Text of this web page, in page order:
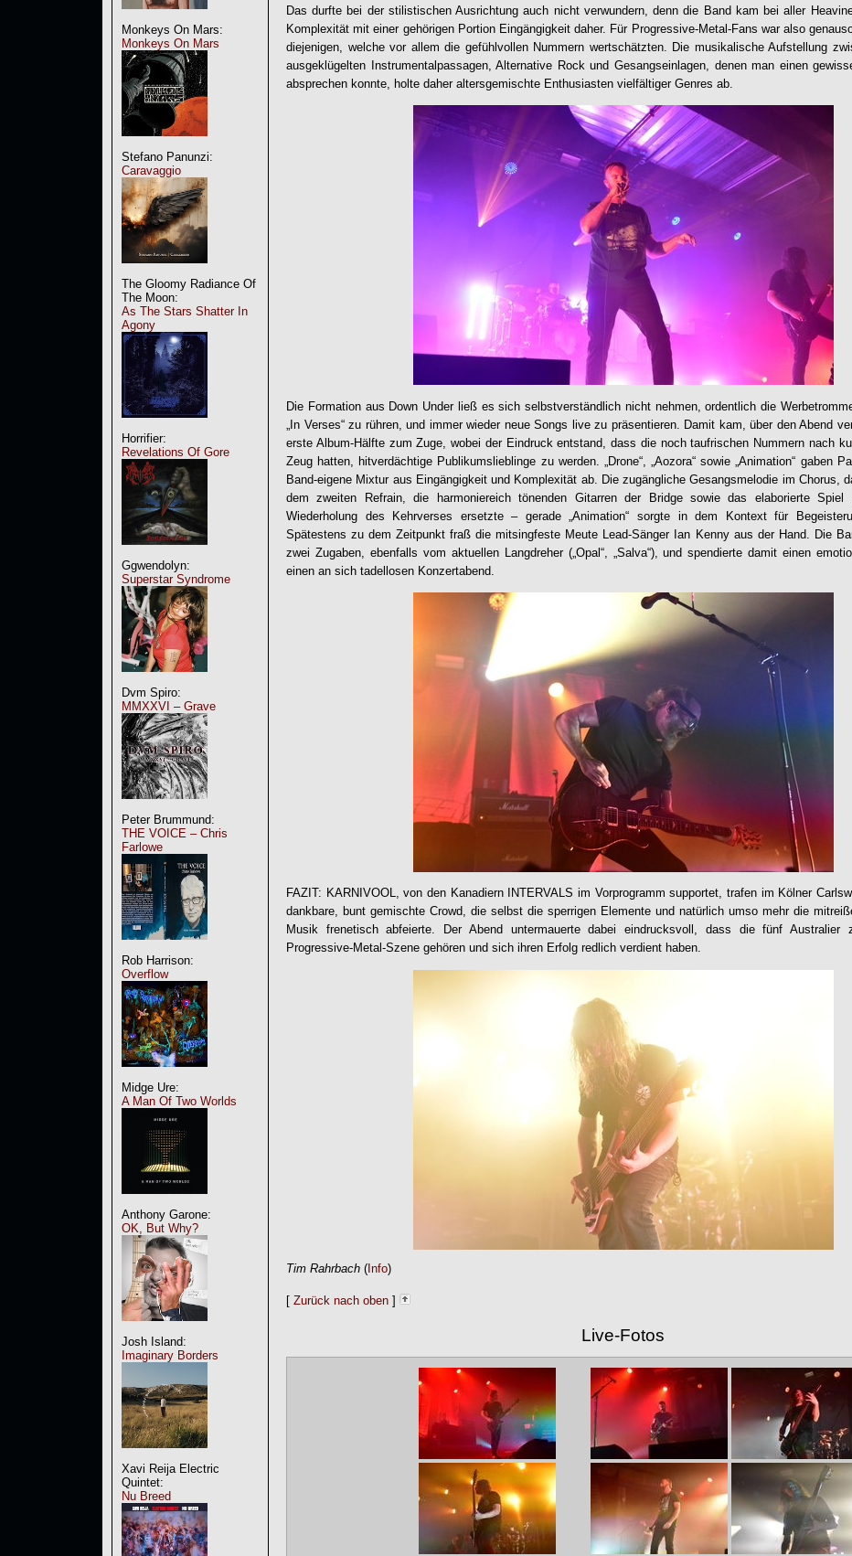
Monkeys On Mars:
Monkeys On Mars
Stefano Panunzi:
Caravaggio
The Gloomy Radiance Of
The Moon:
As The Stars Shatter In
Agony
Horrifier:
Revelations Of Gore
Ggwendolyn:
Superstar Syndrome
Dvm Spiro:
MMXXVI – Grave
Peter Brummund:
THE VOICE – Chris
Farlowe
Rob Harrison:
Overflow
Midge Ure:
A Man Of Two Worlds
Anthony Garone:
OK, But Why?
Josh Island:
Imaginary Borders
Xavi Reija Electric
Quintet:
Nu Breed
Das durfte bei der stilistischen Ausrichtung auch nicht verwundern, denn die Band kam bei aller
Komplexität mit einer gehörigen Portion Eingängigkeit daher. Für Progressive-Metal-Fans war also
diejenigen, welche vor allem die gefühlvollen Nummern wertschätzten. Die musikalische Aufstellung
ausgeklügelten Instrumentalpassagen, Alternative Rock und Gesangseinlagen, denen man einen
absprechen konnte, holte daher altersgemischte Enthusiasten vielfältiger Genres ab.
Die Formation aus Down Under ließ es sich selbstverständlich nicht nehmen, ordentlich die
„In Verses“ zu rühren, und immer wieder neue Songs live zu präsentieren. Damit kam, über den Abend
erste Album-Hälfte zum Zuge, wobei der Eindruck entstand, dass die noch taufrischen Nummern nach
Zeug hatten, hitverdächtige Publikumslieblinge zu werden. „Drone“, „Aozora“ sowie „Animation“ gaben
Band-eigene Mixtur aus Eingängigkeit und Komplexität ab. Die zugängliche Gesangsmelodie im Chorus,
dem zweiten Refrain, die harmoniereich tönenden Gitarren der Bridge sowie das elaborierte
Wiederholung des Kehrverses ersetzte – gerade „Animation“ sorgte in dem Kontext für
Spätestens zu dem Zeitpunkt fraß die mitsingfeste Meute Lead-Sänger Ian Kenny aus der Hand. Die
zwei Zugaben, ebenfalls vom aktuellen Langdreher („Opal“, „Salva“), und spendierte damit einen
einen an sich tadellosen Konzertabend.
FAZIT: KARNIVOOL, von den Kanadiern INTERVALS im Vorprogramm supportet, trafen im Kölner
dankbare, bunt gemischte Crowd, die selbst die sperrigen Elemente und natürlich umso mehr die
Musik frenetisch abfeierte. Der Abend untermauerte dabei eindrucksvoll, dass die fünf Australier
Progressive-Metal-Szene gehören und sich ihren Erfolg redlich verdient haben.
Tim Rahrbach ( Info)
[ Zurück nach oben ]
Live-Fotos